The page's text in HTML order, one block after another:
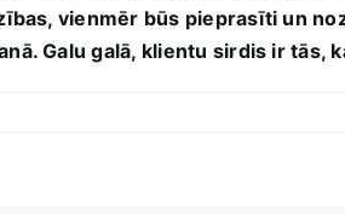
vienmēr būs ‌pieprasīti un
Galu​ galā, klientu sirdis ir tās,